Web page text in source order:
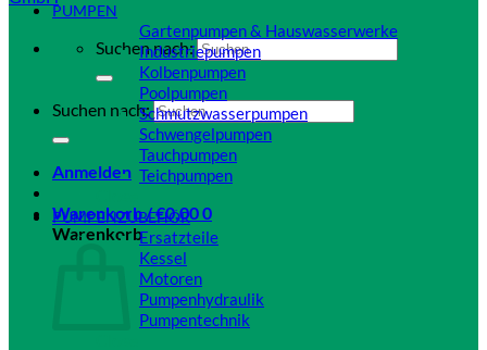
Suchen nach:
Suchen nach:
Anmelden
Warenkorb /€0,000
Warenkorb
PUMPEN
Gartenpumpen & Hauswasserwerke
Industriepumpen
Kolbenpumpen
Poolpumpen
Schmutzwasserpumpen
Schwengelpumpen
Tauchpumpen
Teichpumpen
PUMPENZUBEHÖR
Ersatzteile
Kessel
Motoren
Pumpenhydraulik
Pumpentechnik